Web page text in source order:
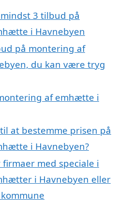
3 tilbud på
i Havnebyen
på montering af
du kan være tryg
af emhætte i
at bestemme prisen på
i Havnebyen?
med speciale i
i Havnebyen eller